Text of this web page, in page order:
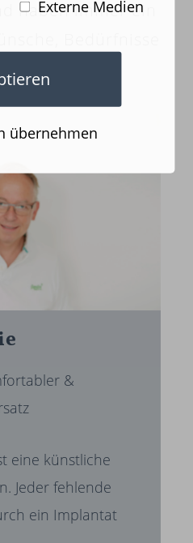
haben immer ein
Bedürfnisse
&
eine künstliche
Jeder fehlende
ein Implantat
Externe Medien
übernehmen